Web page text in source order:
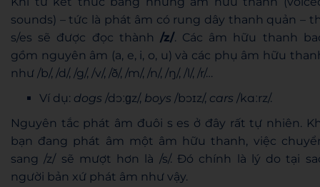
sounds) – tức là phát âm có rung dây thanh quản –
s/es sẽ được đọc thành /z/. Các âm hữu thanh
gồm nguyên âm (a, e, i, o, u) và các phụ âm hữu
như /b/, /d/, /g/, /v/, /ð/, /m/, /n/, /ŋ/, /l/, /r/…
Ví dụ: dogs /dɔːɡz/, boys /bɔɪz/, cars /kɑːrz/.
Nguyên tắc phát âm đuôi s es ở đây rất tự nhiên.
bạn đang phát âm một âm hữu thanh, việc
sang /z/ sẽ mượt hơn là /s/. Đó chính là lý do tại
người bản xứ phát âm như vậy.